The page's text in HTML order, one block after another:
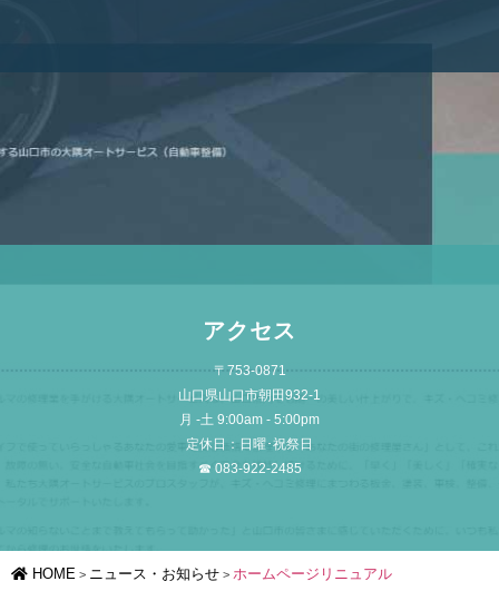
アクセス
〒753-0871
山口県山口市朝田932-1
月 -土 9:00am - 5:00pm
定休日：日曜･祝祭日
☎ 083-922-2485
HOME > ニュース・お知らせ > ホームページリニュアル